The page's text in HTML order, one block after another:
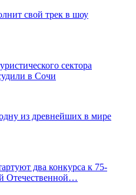
свой трек в шоу
сектора
в Сочи
из древнейших в мире
два конкурса к 75-
Отечественной…